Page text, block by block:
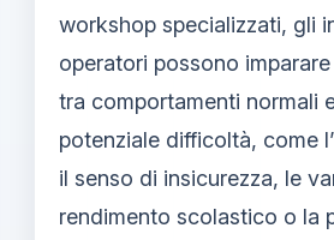
workshop specializzati, gli
operatori possono
tra comportamenti normali
potenziale difficoltà, come
il senso di insicurezza, le
rendimento scolastico o la